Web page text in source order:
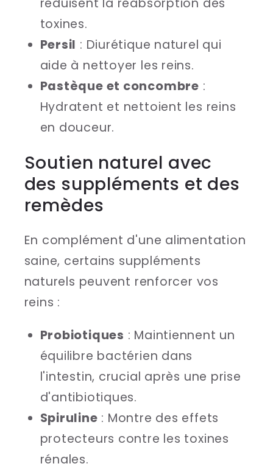
toxines.
Persil : Diurétique naturel qui
aide à nettoyer les reins.
Pastèque et concombre :
Hydratent et nettoient les reins
en douceur.
Soutien naturel avec
des suppléments et des
remèdes
En complément d'une alimentation
saine, certains suppléments
naturels peuvent renforcer vos
reins :
Probiotiques : Maintiennent un
équilibre bactérien dans
l'intestin, crucial après une prise
d'antibiotiques.
Spiruline : Montre des effets
protecteurs contre les toxines
rénales.